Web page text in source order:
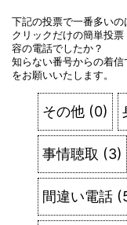
下記の投票で一番多いの
クリックだけの簡単投
容の電話でしたか？
知らない番号からの着
をお願いいたします。
その他 (0)
事情聴取 (3)
間違い電話 (